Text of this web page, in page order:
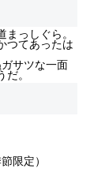
っしぐら。
つてあったは
サツな一面
。
限定）